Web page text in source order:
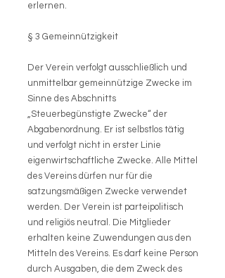
erlernen.
§ 3 Gemeinnützigkeit
Der Verein verfolgt ausschließlich und
unmittelbar gemeinnützige Zwecke im
Sinne des Abschnitts
„Steuerbegünstigte Zwecke“ der
Abgabenordnung. Er ist selbstlos tätig
und verfolgt nicht in erster Linie
eigenwirtschaftliche Zwecke. Alle Mittel
des Vereins dürfen nur für die
satzungsmäßigen Zwecke verwendet
werden. Der Verein ist parteipolitisch
und religiös neutral. Die Mitglieder
erhalten keine Zuwendungen aus den
Mitteln des Vereins. Es darf keine Person
durch Ausgaben, die dem Zweck des